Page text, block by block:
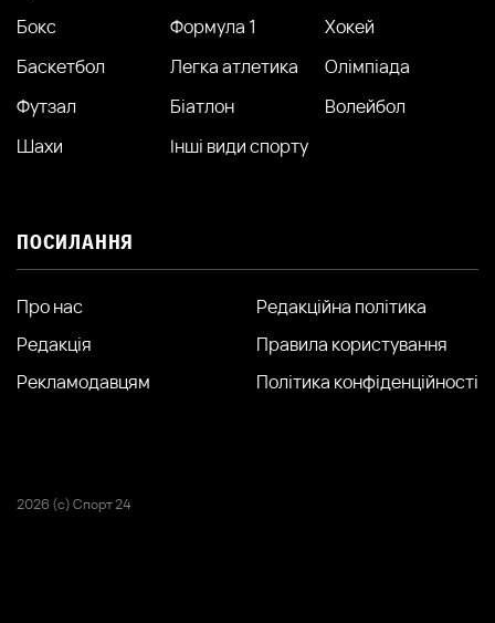
Бокс
Формула 1
Хокей
Баскетбол
Легка атлетика
Олімпіада
Футзал
Біатлон
Волейбол
Шахи
Інші види спорту
ПОСИЛАННЯ
Про нас
Редакція
Рекламодавцям
Редакційна політика
Правила користування
Політика конфіденційності
2026 (с) Спорт 24